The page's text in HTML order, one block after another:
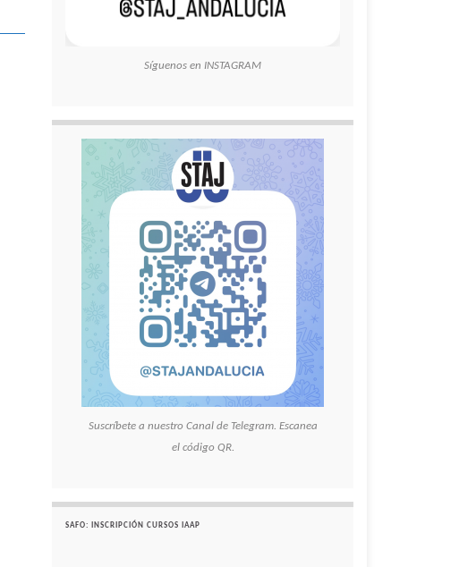
Síguenos en INSTAGRAM
Suscríbete a nuestro Canal de Telegram. Escanea
el código QR.
SAFO: INSCRIPCIÓN CURSOS IAAP